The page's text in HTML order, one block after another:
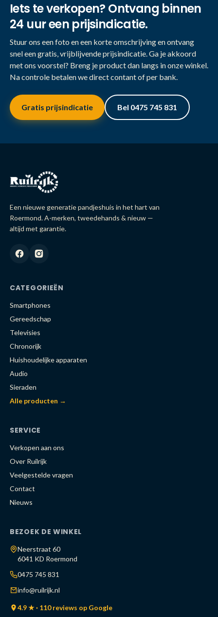
Iets te verkopen? Ontvang binnen
24 uur een prijsindicatie.
Stuur ons een foto en een korte omschrijving en ontvang
snel een gratis, vrijblijvende prijsindicatie. Ga je akkoord
met ons voorstel? Breng je product dan langs in onze winkel.
Na controle betalen we direct contant of per bank.
Gratis prijsindicatie Bel 0475 745 831
Een nieuwe generatie pandjeshuis in het hart van
Roermond. A-merken, tweedehands & nieuw —
altijd met garantie.
CATEGORIEËN
Smartphones
Gereedschap
Televisies
Chronorijk
Huishoudelijke apparaten
Audio
Sieraden
Alle producten →
SERVICE
Verkopen aan ons
Over Ruilrijk
Veelgestelde vragen
Contact
Nieuws
BEZOEK DE WINKEL
Neerstraat 60
6041 KD Roermond
0475 745 831
info@ruilrijk.nl
4.9 ★ · 110 reviews op Google